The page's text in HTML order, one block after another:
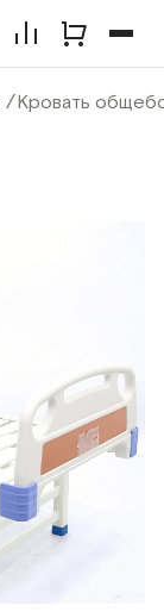
Кровать